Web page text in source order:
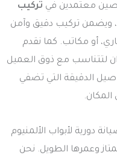
معتمدين في تركيب
، ويضمن تركيب دقيق وآمن
أو مكاتب. كما نقدم
لتتناسب مع ذوق العميل
الدقيقة التي تضفي
دورية لأبواب الألمنيوم
وعمرها الطويل. نحن